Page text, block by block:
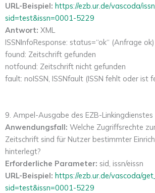
URL-Beispiel: https://ezb.ur.de/vascoda/
sid=test&issn=0001-5229
Antwort: XML
ISSNInfoResponse: status=“ok“ (Anfrage ok)
found: Zeitschrift gefunden
notfound: Zeitschrift nicht gefunden
fault: noISSN, ISSNfault (ISSN fehlt oder ist
9. Ampel-Ausgabe des EZB-Linkingdienstes
Anwendungsfall: Welche Zugriffsrechte
Zeitschrift sind für Nutzer bestimmter
hinterlegt?
Erforderliche Parameter: sid, issn/eissn
URL-Beispiel: https://ezb.ur.de/vascoda/
sid=test&issn=0001-5229